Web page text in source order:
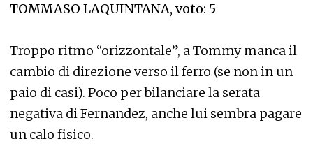
TOMMASO LAQUINTANA, voto: 5
Troppo ritmo “orizzontale”, a Tommy manca il
cambio di direzione verso il ferro (se non in un
paio di casi). Poco per bilanciare la serata
negativa di Fernandez, anche lui sembra pagare
un calo fisico.